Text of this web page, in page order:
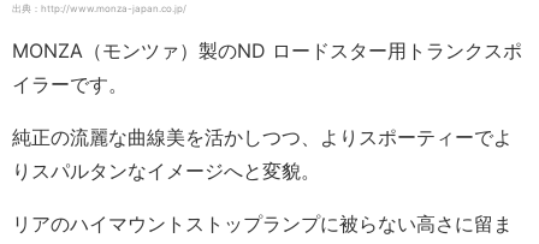
出典：http://www.monza-japan.co.jp/
MONZA（モンツァ）製のND ロードスター用トランクスポ
イラーです。
純正の流麗な曲線美を活かしつつ、よりスポーティーでよ
りスパルタンなイメージへと変貌。
リアのハイマウントストップランプに被らない高さに留ま